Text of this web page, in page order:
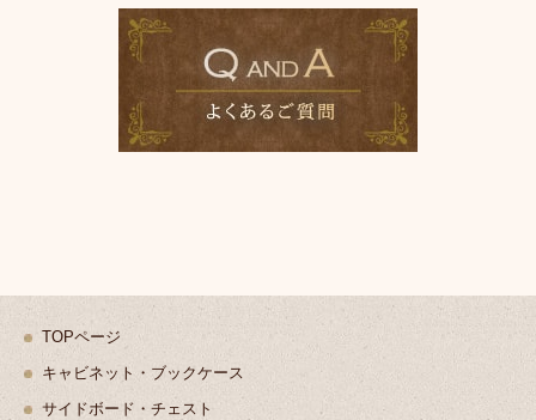
TOPページ
キャビネット・ブックケース
サイドボード・チェスト